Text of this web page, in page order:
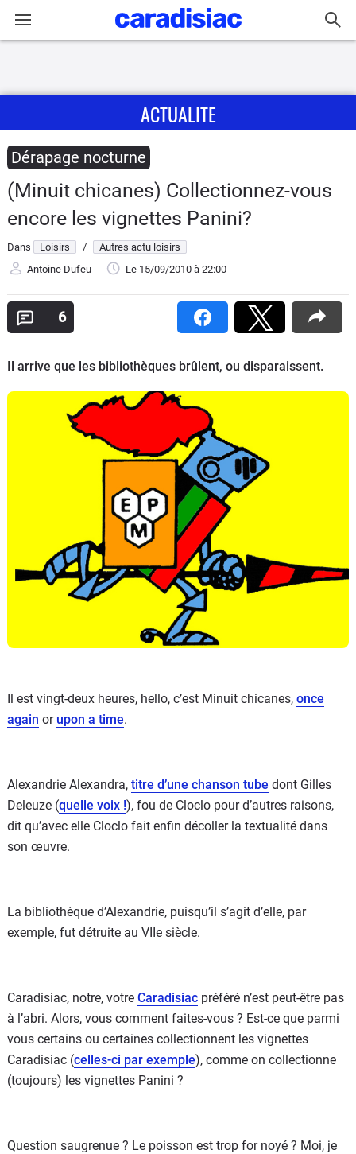
Actu
Essais
d'achat
Electriques
Utilitaires
Flottes
Auto
Marques
ACTUALITE
Dérapage nocturne
(Minuit chicanes) Collectionnez-vous
encore les vignettes Panini?
Dans Loisirs /
Autres actu loisirs
Antoine Dufeu
Le 15/09/2010 à 22:00
6
Il arrive que les bibliothèques brûlent, ou disparaissent.
Il est vingt-deux heures, hello, c’est Minuit chicanes, once
again or upon a time.
Alexandrie Alexandra, titre d’une chanson tube dont Gilles
Deleuze (quelle voix !), fou de Cloclo pour d’autres raisons,
dit qu’avec elle Cloclo fait enfin décoller la textualité dans
son œuvre.
La bibliothèque d’Alexandrie, puisqu’il s’agit d’elle, par
exemple, fut détruite au VIIe siècle.
Caradisiac, notre, votre Caradisiac préféré n’est peut-être pas
à l’abri. Alors, vous comment faites-vous ? Est-ce que parmi
vous certains ou certaines collectionnent les vignettes
Caradisiac (celles-ci par exemple), comme on collectionne
(toujours) les vignettes Panini ?
Question saugrenue ? Le poisson est trop for noyé ? Moi, je